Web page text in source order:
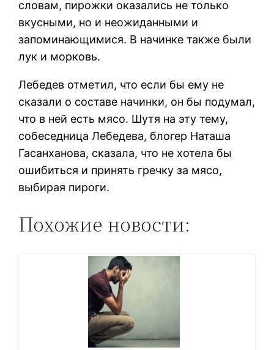
словам, пирожки оказались не только
вкусными, но и неожиданными и
запоминающимися. В начинке также были
лук и морковь.
Лебедев отметил, что если бы ему не
сказали о составе начинки, он бы подумал,
что в ней есть мясо. Шутя на эту тему,
собеседница Лебедева, блогер Наташа
Гасанханова, сказала, что не хотела бы
ошибиться и принять гречку за мясо,
выбирая пироги.
Похожие новости: